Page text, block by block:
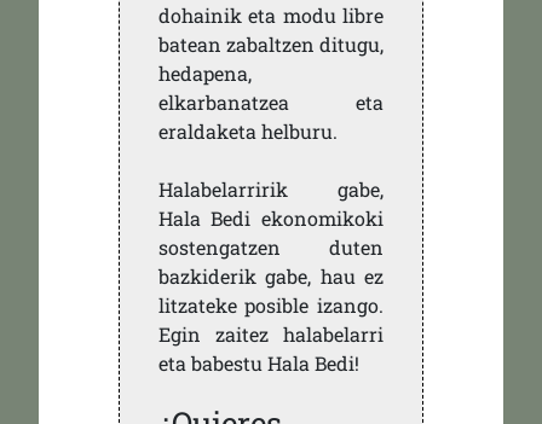
dohainik eta modu libre
batean zabaltzen ditugu,
hedapena,
elkarbanatzea eta
eraldaketa helburu.
Halabelarririk gabe,
Hala Bedi ekonomikoki
sostengatzen duten
bazkiderik gabe, hau ez
litzateke posible izango.
Egin zaitez halabelarri
eta babestu Hala Bedi!